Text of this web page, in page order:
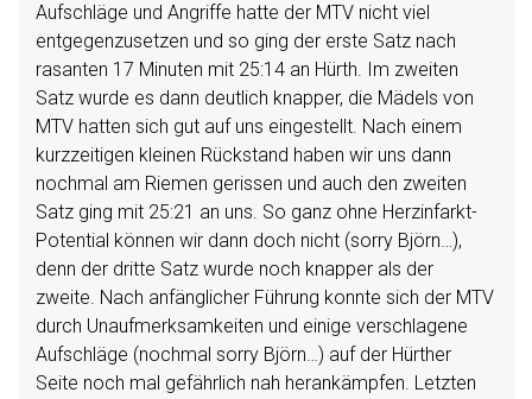
Aufschläge und Angriffe hatte der MTV nicht viel
entgegenzusetzen und so ging der erste Satz nach
rasanten 17 Minuten mit 25:14 an Hürth. Im zweiten
Satz wurde es dann deutlich knapper, die Mädels von
MTV hatten sich gut auf uns eingestellt. Nach einem
kurzzeitigen kleinen Rückstand haben wir uns dann
nochmal am Riemen gerissen und auch den zweiten
Satz ging mit 25:21 an uns. So ganz ohne Herzinfarkt-
Potential können wir dann doch nicht (sorry Björn…),
denn der dritte Satz wurde noch knapper als der
zweite. Nach anfänglicher Führung konnte sich der MTV
durch Unaufmerksamkeiten und einige verschlagene
Aufschläge (nochmal sorry Björn…) auf der Hürther
Seite noch mal gefährlich nah herankämpfen. Letzten